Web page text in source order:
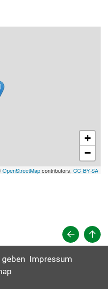
+
−
OpenStreetMapcontributors, CC-BY-SA
Impressum